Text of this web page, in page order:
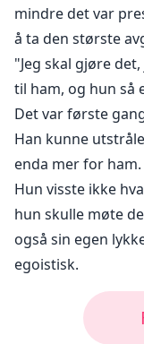
mindre det var
å ta den største
"Jeg skal gjøre
til ham, og hun så
Det var første
Han kunne
enda mer for ham.
Hun visste ikke
hun skulle møte
også sin egen
egoistisk.